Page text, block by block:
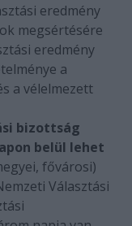
eredmény
megsértésére
eredmény
a
a vélelmezett
bizottság
belül lehet
fővárosi)
Választási